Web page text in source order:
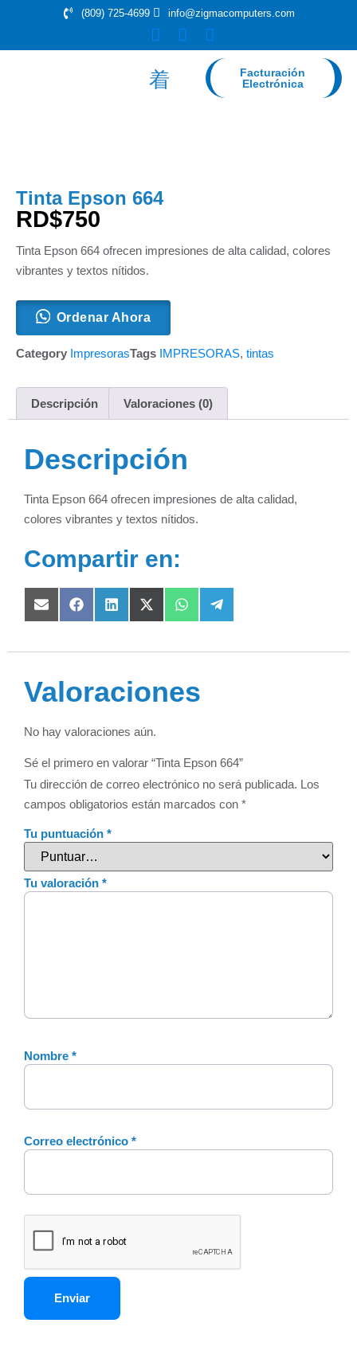
(809) 725-4699 info@zigmacomputers.com
Facturación
Electrónica
Tinta Epson 664
RD$750
Tinta Epson 664 ofrecen impresiones de alta calidad, colores
vibrantes y textos nítidos.
Ordenar Ahora
Category ImpresorasTags IMPRESORAS, tintas
Descripción Valoraciones (0)
Descripción
Tinta Epson 664 ofrecen impresiones de alta calidad,
colores vibrantes y textos nítidos.
Compartir en:
Valoraciones
No hay valoraciones aún.
Sé el primero en valorar “Tinta Epson 664”
Tu dirección de correo electrónico no será publicada. Los
campos obligatorios están marcados con *
Tu puntuación *
Tu valoración *
Nombre *
Correo electrónico *